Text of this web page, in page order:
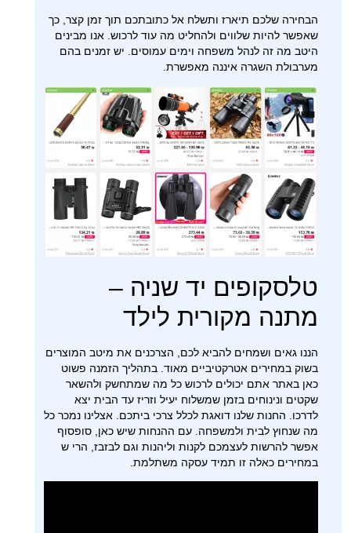
הבחירה שלכם תיארז ותשלח אל כתובתכם תוך זמן קצר, כך
שאפשר להיות שלווים ולהחליט מה עוד לרכוש. אנו מבינים
היטב מה זה לנהל משפחה וימים עמוסים. יש זמנים בהם
מערבולת השגרה איננה מאפשרת.
טלסקופים יד שניה –
מתנה מקורית לילד
הננו גאים ושמחים להביא לכם, הצרכנים את מיטב המוצרים
בשוק במחירים אטרקטיביים מאוד. בתהליך הזמנה פשוט
כאן באתר אתם יכולים לרכוש כל מה שמתחשק ולהשאר
שקטים ונינוחים בזמן שמשלוח יעיל וזריז עד הבית יצא
לדרכו. החנות שלנו דואגת לכלל צרכי ביתכם. אצלינו נמכר כל
מה שנחוץ לבית ולמשפחה. עם ההנחות שיש כאן, סופסוף
אפשר להרשות לעצמכם לקנות וליהנות וגם לבזבז, הרי ש
במחירים כאלה זו תמיד עסקה משתלמת.